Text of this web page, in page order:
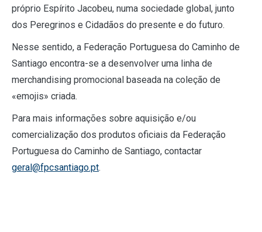
próprio Espírito Jacobeu, numa sociedade global, junto
dos Peregrinos e Cidadãos do presente e do futuro.
Nesse sentido, a Federação Portuguesa do Caminho de
Santiago encontra-se a desenvolver uma linha de
merchandising promocional baseada na coleção de
«emojis» criada.
Para mais informações sobre aquisição e/ou
comercialização dos produtos oficiais da Federação
Portuguesa do Caminho de Santiago, contactar
geral@fpcsantiago.pt.